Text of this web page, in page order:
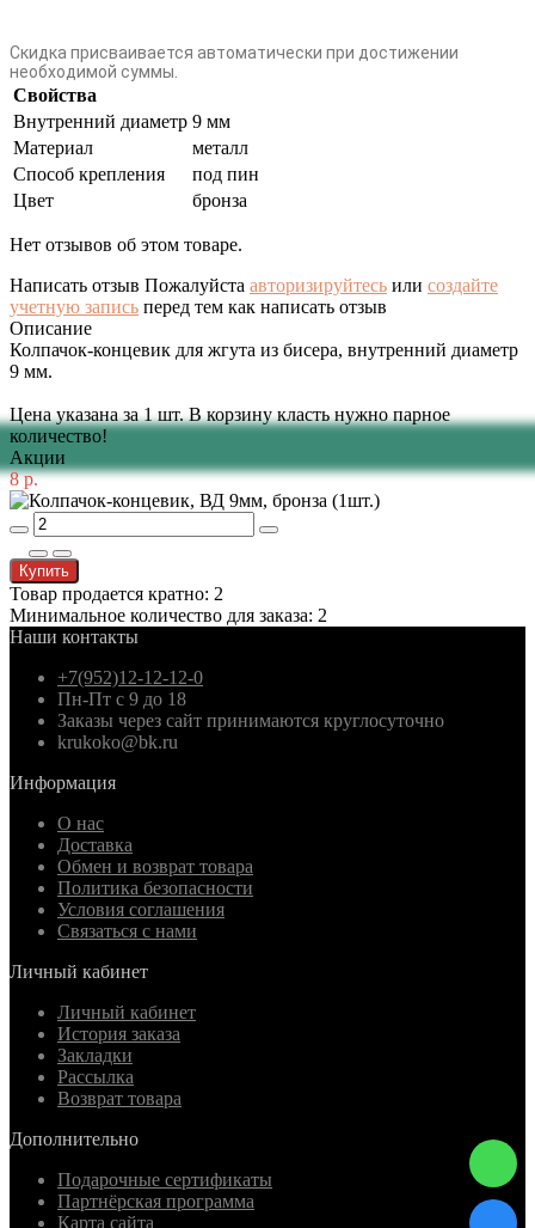
Скидка присваивается автоматически при достижении
необходимой суммы.
Свойства
Внутренний диаметр 9 мм
Материал
металл
Способ крепления
под пин
Цвет
бронза
Нет отзывов об этом товаре.
Написать отзыв Пожалуйста авторизируйтесь или создайте
учетную запись перед тем как написать отзыв
Описание
Колпачок-концевик для жгута из бисера, внутренний диаметр
9 мм.
Цена указана за 1 шт. В корзину класть нужно парное
количество!
Акции
8 р.
Купить
Товар продается кратно: 2
Минимальное количество для заказа: 2
Наши контакты
+7(952)12-12-12-0
Пн-Пт с 9 до 18
Заказы через сайт принимаются круглосуточно
krukoko@bk.ru
Информация
О нас
Доставка
Обмен и возврат товара
Политика безопасности
Условия соглашения
Связаться с нами
Личный кабинет
Личный кабинет
История заказа
Закладки
Рассылка
Возврат товара
Дополнительно
Подарочные сертификаты
Партнёрская программа
Карта сайта